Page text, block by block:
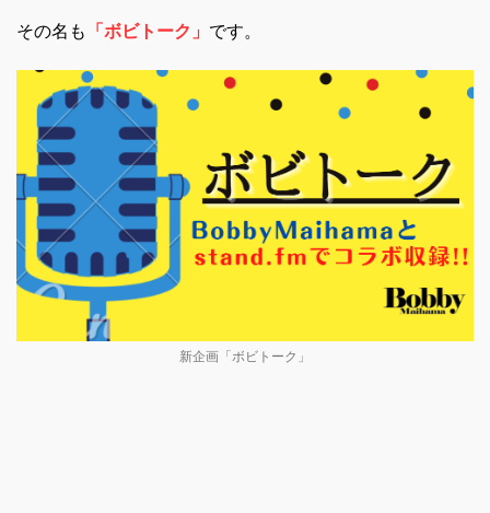
その名も 「ボビトーク」 です。
新企画「ボビトーク」